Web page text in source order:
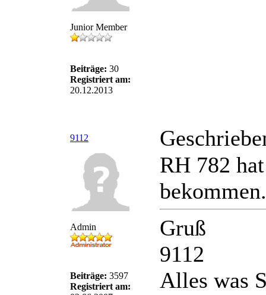
Junior Member
Beiträge: 30
Registriert am:
20.12.2013
9112
Admin
Beiträge: 3597
Registriert am:
RH 782
bekommen.
Gruß
9112
Alles was